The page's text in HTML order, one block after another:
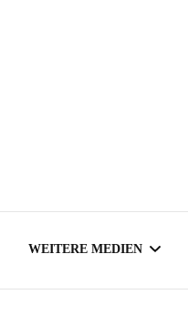
WEITERE MEDIEN